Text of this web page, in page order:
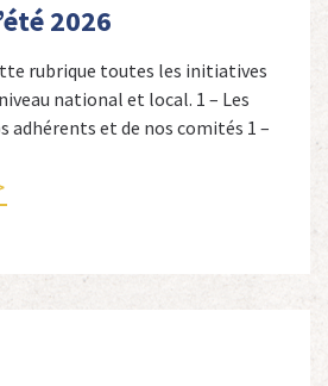
2026
rubrique toutes les initiatives
national et local. 1 – Les
adhérents et de nos comités 1 –
Touron et Agnès Dioné,
2026. Ils venaient